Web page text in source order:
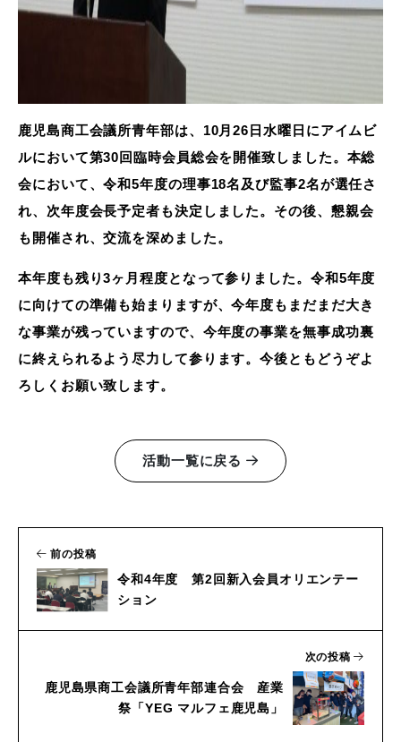
鹿児島商工会議所青年部は、10月26日水曜日にアイムビ
ルにおいて第30回臨時会員総会を開催致しました。本総
会において、令和5年度の理事18名及び監事2名が選任さ
れ、次年度会長予定者も決定しました。その後、懇親会
も開催され、交流を深めました。
本年度も残り3ヶ月程度となって参りました。令和5年度
に向けての準備も始まりますが、今年度もまだまだ大き
な事業が残っていますので、今年度の事業を無事成功裏
に終えられるよう尽力して参ります。今後ともどうぞよ
ろしくお願い致します。
活動一覧に戻る
前の投稿
令和4年度 第2回新入会員オリエンテー
ション
次の投稿
鹿児島県商工会議所青年部連合会 産業
祭「YEG マルフェ鹿児島」